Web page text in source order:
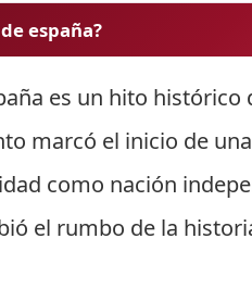
españa?
es un hito
marcó el inicio de
como nación
el rumbo de la